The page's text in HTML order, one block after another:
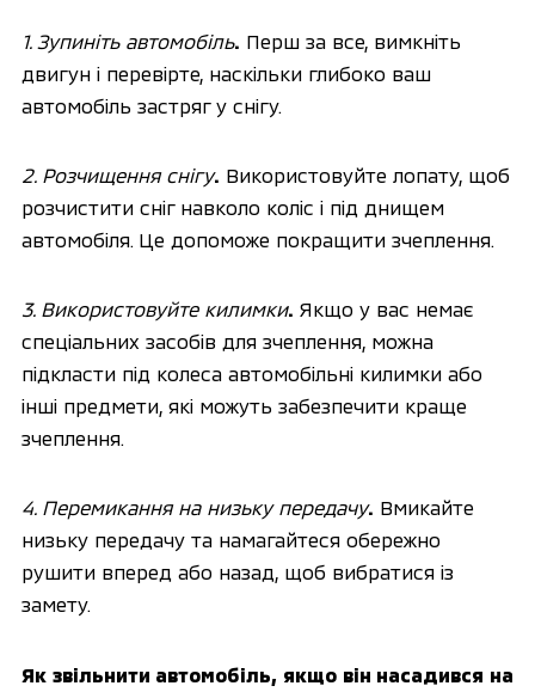
1. Зупиніть автомобіль. Перш за все, вимкніть
двигун і перевірте, наскільки глибоко ваш
автомобіль застряг у снігу.
2. Розчищення снігу. Використовуйте лопату, щоб
розчистити сніг навколо коліс і під днищем
автомобіля. Це допоможе покращити зчеплення.
3. Використовуйте килимки. Якщо у вас немає
спеціальних засобів для зчеплення, можна
підкласти під колеса автомобільні килимки або
інші предмети, які можуть забезпечити краще
зчеплення.
4. Перемикання на низьку передачу. Вмикайте
низьку передачу та намагайтеся обережно
рушити вперед або назад, щоб вибратися із
замету.
Як звільнити автомобіль, якщо він насадився на